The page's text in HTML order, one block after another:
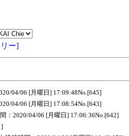
ー]
04/06 [月曜日] 17:09:48No.[645]
04/06 [月曜日] 17:08:54No.[643]
：2020/04/06 [月曜日] 17:06:36No.[642]